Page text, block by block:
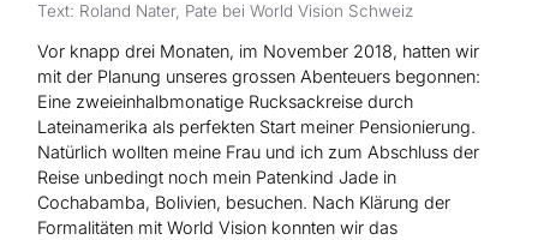
Text: Roland Nater, Pate bei World Vision Schweiz
Vor knapp drei Monaten, im November 2018, hatten wir
mit der Planung unseres grossen Abenteuers begonnen:
Eine zweieinhalbmonatige Rucksackreise durch
Lateinamerika als perfekten Start meiner Pensionierung.
Natürlich wollten meine Frau und ich zum Abschluss der
Reise unbedingt noch mein Patenkind Jade in
Cochabamba, Bolivien, besuchen. Nach Klärung der
Formalitäten mit World Vision konnten wir das